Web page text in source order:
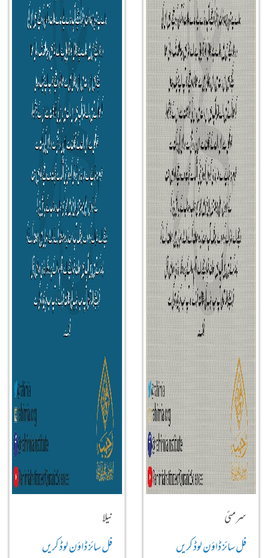
سرمئی
فل سائز ڈاؤن لوڈ کریں
نیلا
فل سائز ڈاؤن لوڈ کریں